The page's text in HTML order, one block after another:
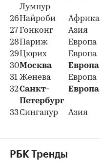
Лумпур
26Найроби Африка
27 Гонконг Азия
28Париж Европа
29Цюрих Европа
30Москва Европа
31 Женева Европа
32Санкт-
Петербург
Европа
33Сингапур Азия
РБК Тренды